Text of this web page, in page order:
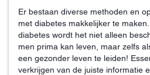
Er bestaan diverse methoden en
met diabetes makkelijker te
diabetes wordt het niet alleen
men prima kan leven, maar zelfs
een gezonder leven te leiden!
verkrijgen van de juiste informatie